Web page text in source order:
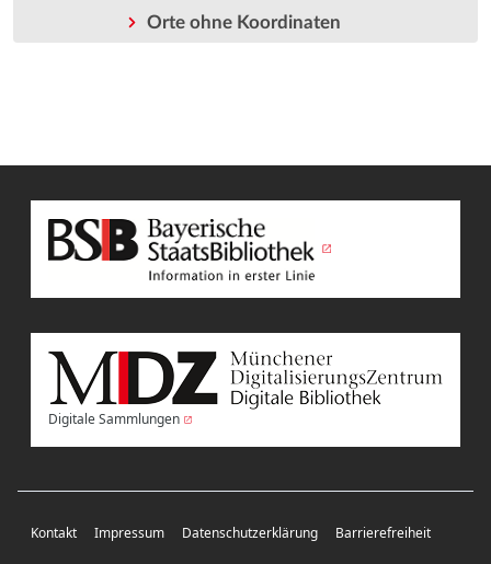
Orte ohne Koordinaten
Digitale Sammlungen
Kontakt Impressum Datenschutzerklärung Barrierefreiheit